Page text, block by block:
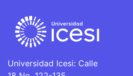
Universidad Icesi: Calle